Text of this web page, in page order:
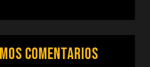
comentarios